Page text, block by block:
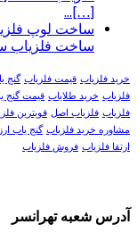
[…]...
ساخت لوپ
ساخت فلزیاب
خرید فلزیاب قیمت فلزیاب گنج
فلزیاب خرید طلایاب قیمت گنج
فلزیاب فلزیاب اصل قویترین
مشاوره خرید فلزیاب گنج یاب
ارتقا فلزیاب فروش فلزیاب
آدرس شعبه تهرانسر